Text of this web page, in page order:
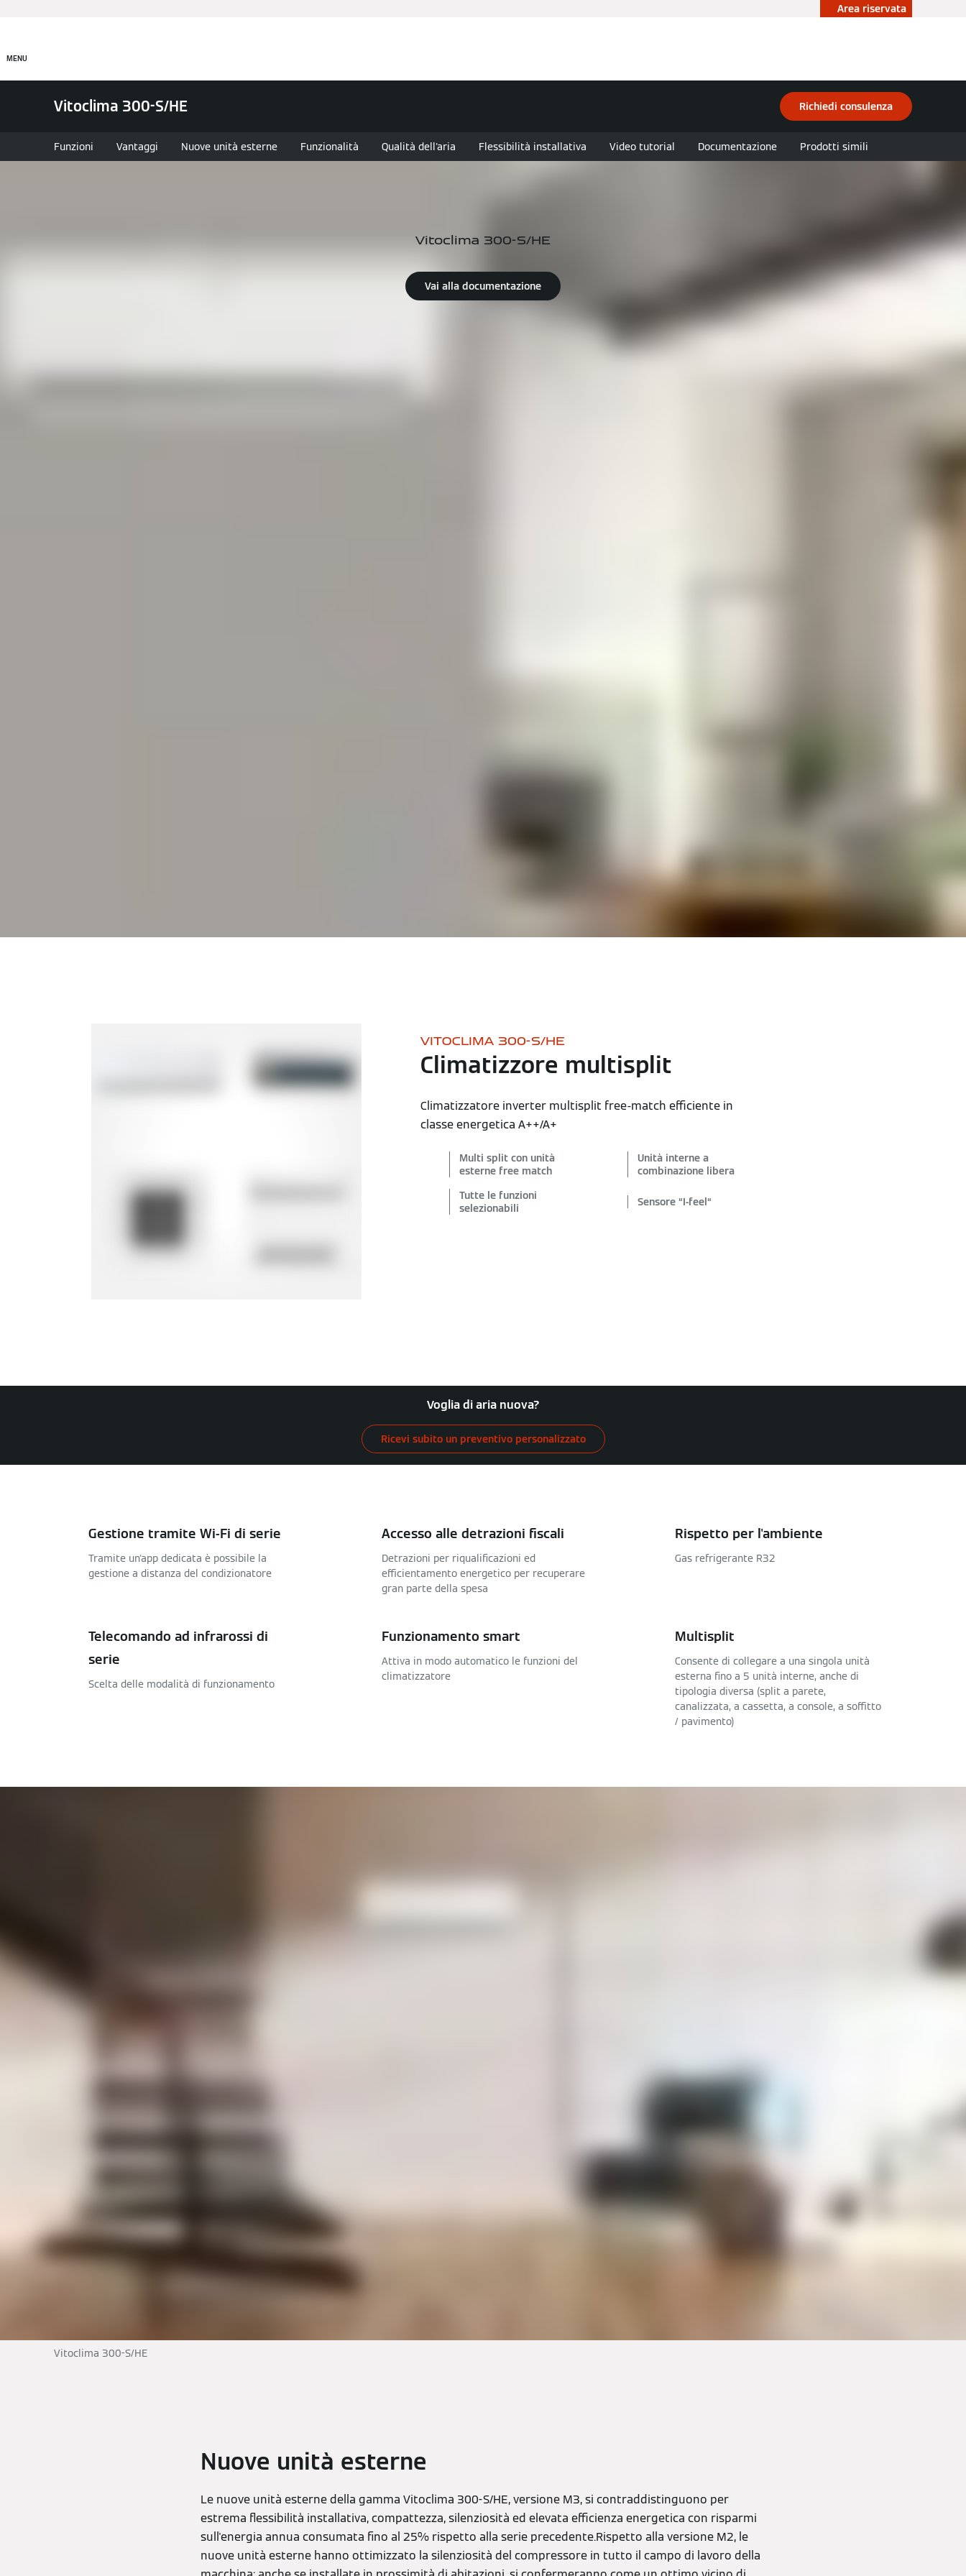
Area riservata
MENU
Vitoclima 300-S/HE Richiedi consulenza
Funzioni Vantaggi Nuove unità esterne Funzionalità Qualità dell'aria Flessibilità installativa Video tutorial Documentazione Prodotti simili
Vitoclima 300-S/HE
Vai alla documentazione
VITOCLIMA 300-S/HE
Climatizzore multisplit
Climatizzatore inverter multisplit free-match efficiente in
classe energetica A++/A+
Multi split con unità
esterne free match
Unità interne a
combinazione libera
Tutte le funzioni
selezionabili
Sensore “I-feel“
Voglia di aria nuova?
Ricevi subito un preventivo personalizzato
Gestione tramite Wi-Fi di serie
Tramite un'app dedicata è possibile la
gestione a distanza del condizionatore
Accesso alle detrazioni fiscali
Detrazioni per riqualificazioni ed
efficientamento energetico per recuperare
gran parte della spesa
Rispetto per l'ambiente
Gas refrigerante R32
Telecomando ad infrarossi di
serie
Scelta delle modalità di funzionamento
Funzionamento smart
Attiva in modo automatico le funzioni del
climatizzatore
Multisplit
Consente di collegare a una singola unità
esterna fino a 5 unità interne, anche di
tipologia diversa (split a parete,
canalizzata, a cassetta, a console, a soffitto
/ pavimento)
Vitoclima 300-S/HE
Nuove unità esterne
Le nuove unità esterne della gamma Vitoclima 300-S/HE, versione M3, si contraddistinguono per
estrema flessibilità installativa, compattezza, silenziosità ed elevata efficienza energetica con risparmi
sull'energia annua consumata fino al 25% rispetto alla serie precedente.Rispetto alla versione M2, le
nuove unità esterne hanno ottimizzato la silenziosità del compressore in tutto il campo di lavoro della